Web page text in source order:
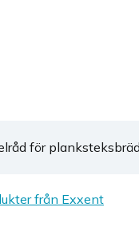
för
från Exxent